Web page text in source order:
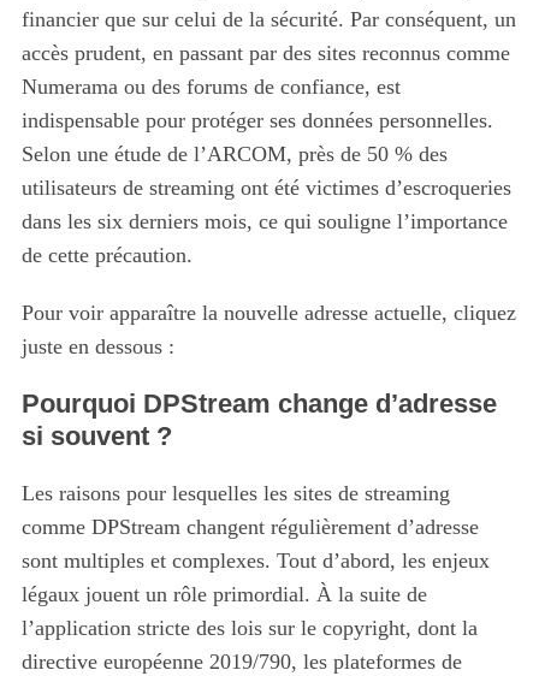
financier que sur celui de la sécurité. Par conséquent, un
accès prudent, en passant par des sites reconnus comme
Numerama ou des forums de confiance, est
indispensable pour protéger ses données personnelles.
Selon une étude de l’ARCOM, près de 50 % des
utilisateurs de streaming ont été victimes d’escroqueries
dans les six derniers mois, ce qui souligne l’importance
de cette précaution.
Pour voir apparaître la nouvelle adresse actuelle, cliquez
juste en dessous :
Pourquoi DPStream change d’adresse
si souvent ?
Les raisons pour lesquelles les sites de streaming
comme DPStream changent régulièrement d’adresse
sont multiples et complexes. Tout d’abord, les enjeux
légaux jouent un rôle primordial. À la suite de
l’application stricte des lois sur le copyright, dont la
directive européenne 2019/790, les plateformes de